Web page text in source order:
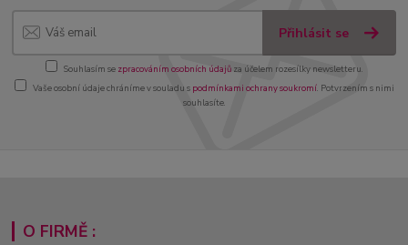
Přihlásit se
Souhlasím se zpracováním osobních údajůza účelem rozesílky newsletteru.
Vaše osobní údaje chráníme v souladu s podmínkami ochrany soukromí. Potvrzením s nimi
souhlasíte.
O FIRMĚ :